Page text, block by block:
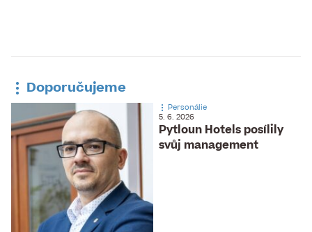
Doporučujeme
Pytloun Hotels posílily
svůj management
Personálie
5. 6. 2026